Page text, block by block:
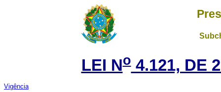
LEI No4.121, DE
Vigência